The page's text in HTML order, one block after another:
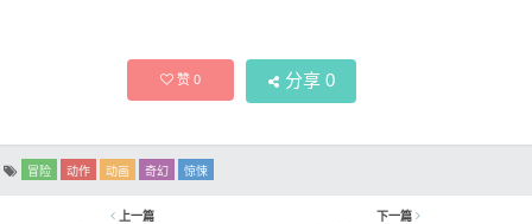
赞0 分享 0
冒险 动作 动画 奇幻 惊悚
上一篇
下一篇